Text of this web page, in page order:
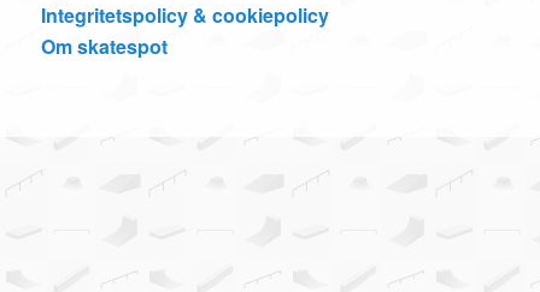
Integritetspolicy & cookiepolicy
Om skatespot